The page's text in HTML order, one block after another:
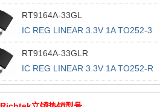
RT9164A-33GL
IC REG LINEAR 3.3V 1A TO252-3
RT9164A-33GLR
IC REG LINEAR 3.3V 1A TO252-R